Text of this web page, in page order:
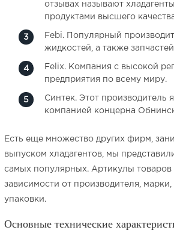
отзывах называют
продуктами высшего
Febi. Популярный
жидкостей, а также
Felix. Компания с высокой
предприятия по всему миру.
Синтек. Этот производитель
компанией концерна
Есть еще множество других фирм,
выпуском хладагентов, мы
самых популярных. Артикулы товаров
зависимости от производителя,
упаковки.
Основные технические